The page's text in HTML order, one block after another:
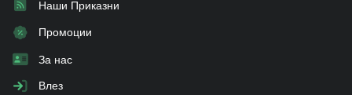
Наши Приказни
Промоции
За нас
Влез